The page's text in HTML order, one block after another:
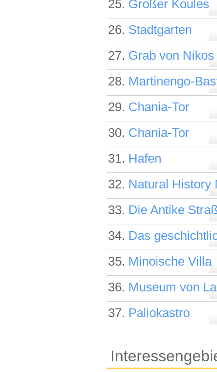
25. Großer Koules
26. Stadtgarten
27. Grab von
28. Martinengo-
29. Chania-Tor
30. Chania-Tor
31. Hafen
32. Natural History
33. Die Antike
34. Das
35. Minoische Villa
36. Museum von
37. Paliokastro